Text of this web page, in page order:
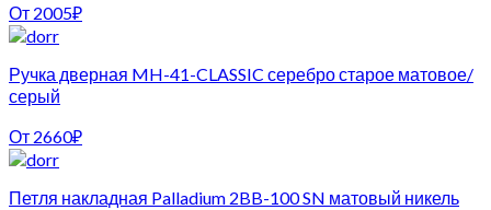
От 2005₽
Ручка дверная MH-41-CLASSIC серебро старое матовое/
серый
От 2660₽
Петля накладная Palladium 2BB-100 SN матовый никель